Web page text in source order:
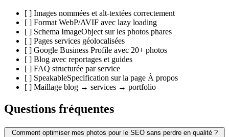
[ ] Images nommées et alt-textées correctement
[ ] Format WebP/AVIF avec lazy loading
[ ] Schema ImageObject sur les photos phares
[ ] Pages services géolocalisées
[ ] Google Business Profile avec 20+ photos
[ ] Blog avec reportages et guides
[ ] FAQ structurée par service
[ ] SpeakableSpecification sur la page À propos
[ ] Maillage blog → services → portfolio
Questions fréquentes
Comment optimiser mes photos pour le SEO sans perdre en qualité ?